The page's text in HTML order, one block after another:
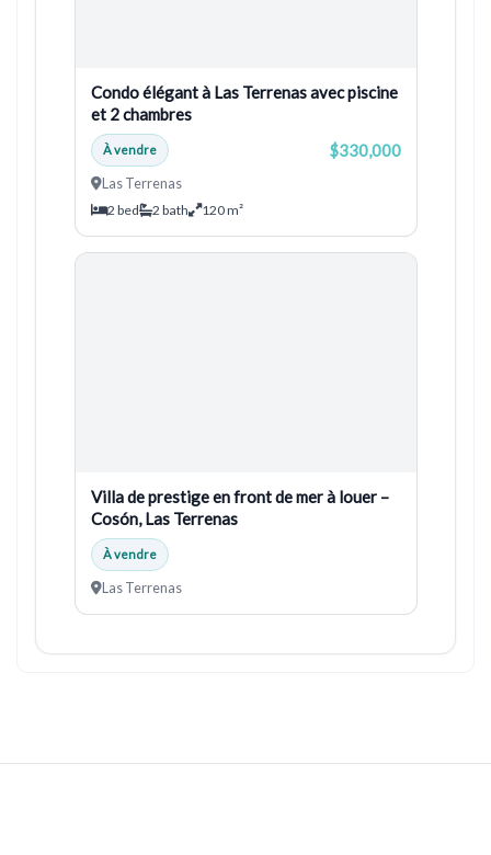
Condo élégant à Las Terrenas avec piscine
et 2 chambres
À vendre $330,000
Las Terrenas
2 bed 2 bath 120 m²
Villa de prestige en front de mer à louer –
Cosón, Las Terrenas
À vendre
Las Terrenas